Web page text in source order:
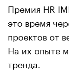
Премия HR
это время
проектов от
На их опыте
тренда.